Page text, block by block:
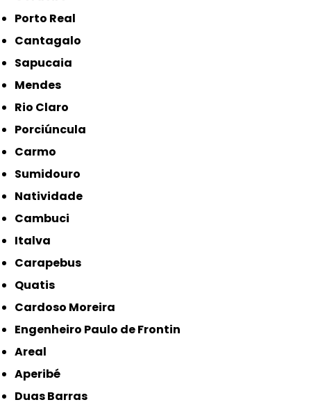
Porto Real
Cantagalo
Sapucaia
Mendes
Rio Claro
Porciúncula
Carmo
Sumidouro
Natividade
Cambuci
Italva
Carapebus
Quatis
Cardoso Moreira
Engenheiro Paulo de Frontin
Areal
Aperibé
Duas Barras